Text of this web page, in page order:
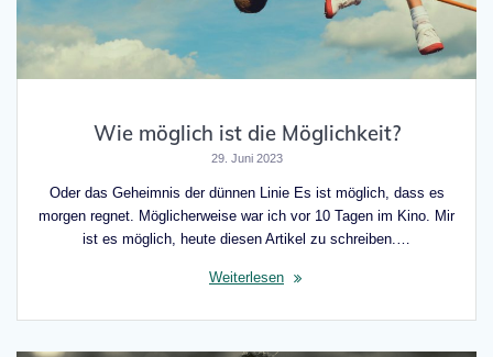
Wie möglich ist die Möglichkeit?
29. Juni 2023
Oder das Geheimnis der dünnen Linie Es ist möglich, dass es
morgen regnet. Möglicherweise war ich vor 10 Tagen im Kino. Mir
ist es möglich, heute diesen Artikel zu schreiben.…
Weiterlesen